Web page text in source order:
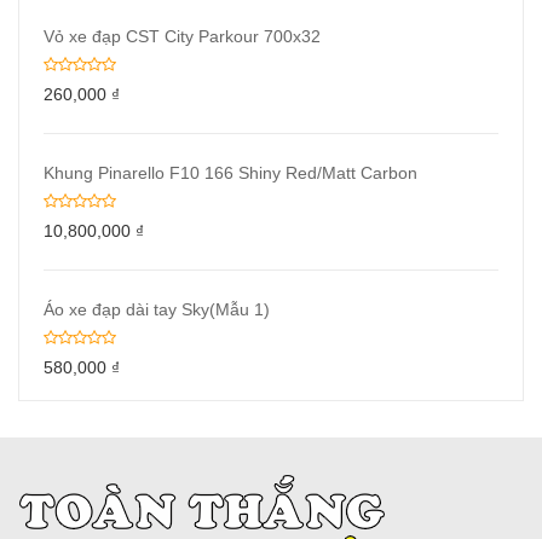
Vỏ xe đạp CST City Parkour 700x32
260,000 ₫
Khung Pinarello F10 166 Shiny Red/Matt Carbon
10,800,000 ₫
Áo xe đạp dài tay Sky(Mẫu 1)
580,000 ₫